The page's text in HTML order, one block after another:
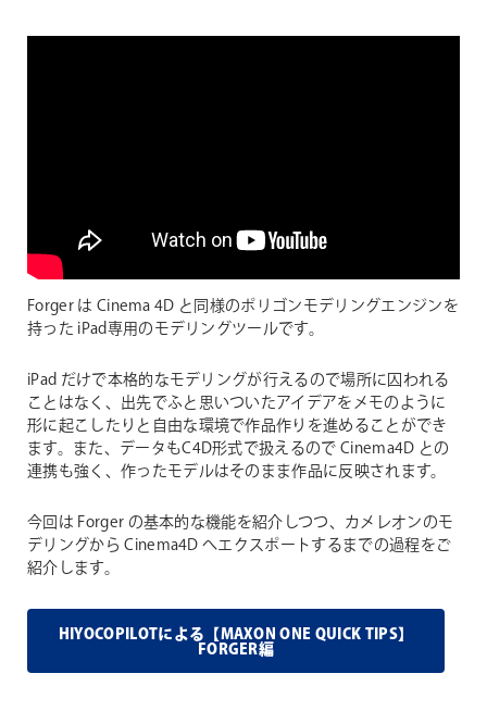
Forger は Cinema 4D と同様のポリゴンモデリングエンジンを
持った iPad専用のモデリングツールです。
iPad だけで本格的なモデリングが行えるので場所に囚われる
ことはなく、出先でふと思いついたアイデアをメモのように
形に起こしたりと自由な環境で作品作りを進めることができ
ます。また、データもC4D形式で扱えるので Cinema4D との
連携も強く、作ったモデルはそのまま作品に反映されます。
今回は Forger の基本的な機能を紹介しつつ、カメレオンのモ
デリングから Cinema4D へエクスポートするまでの過程をご
紹介します。
HIYOCOPILOTによる【MAXON ONE QUICK TIPS】
FORGER編